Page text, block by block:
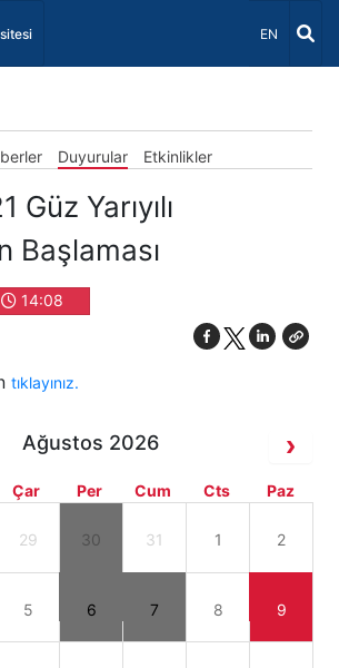
Dil Seçiniz
EN
Duyurular Etkinlikler
Yarıyılı
Başlaması
14:08
tıklayınız.
Ağustos 2026
Çar Per Cum Cts Paz
29 30 31 1 2
5 6 7 8 9